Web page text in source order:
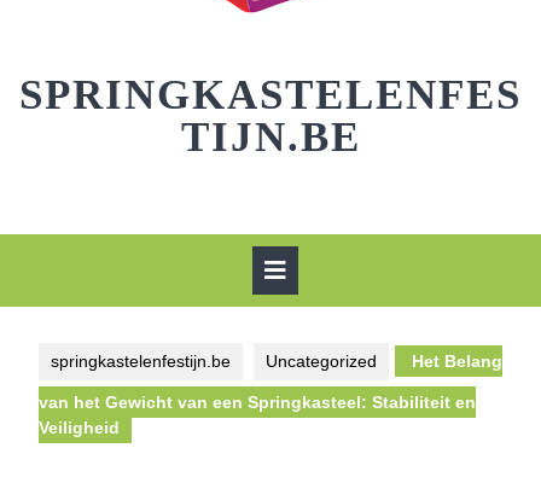
SPRINGKASTELENFES
TIJN.BE
springkastelenfestijn.be Uncategorized Het Belang
van het Gewicht van een Springkasteel: Stabiliteit en
Veiligheid